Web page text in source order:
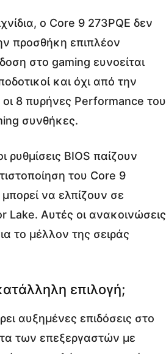
ο Core 9 273PQE δεν
προσθήκη επιπλέον
στο gaming ευνοείται
και όχι από την
8 πυρήνες Performance του
συνθήκες.
BIOS παίζουν
του Core 9
να ελπίζουν σε
Lake. Αυτές οι ανακοινώσεις
το μέλλον της σειράς
επιλογή;
αυξημένες επιδόσεις στο
των επεξεργαστών με